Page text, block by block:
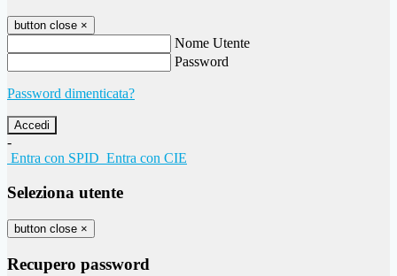
button close ×
Nome Utente
Password
Password dimenticata?
-
Entra con SPID Entra con CIE
Seleziona utente
button close ×
Recupero password